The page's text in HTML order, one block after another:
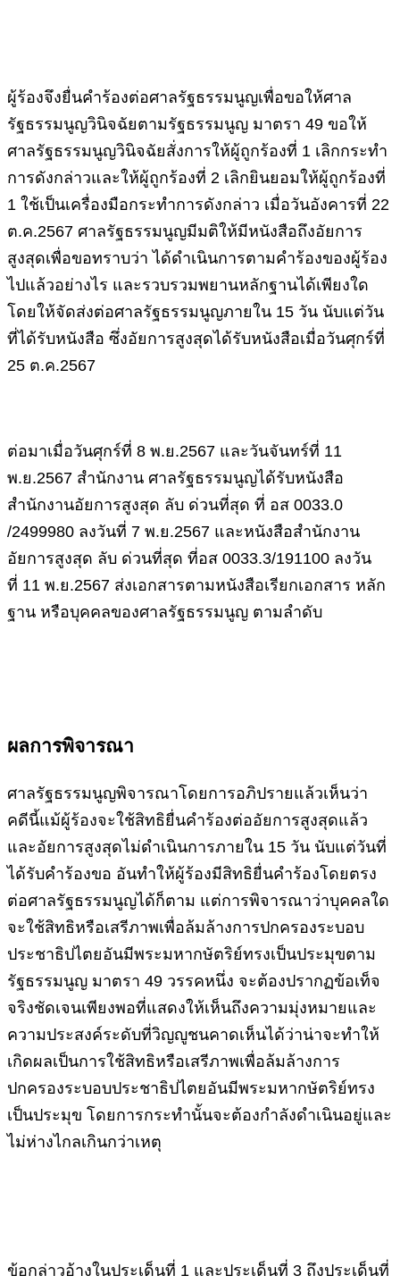
ผู้ร้องจึงยื่นคำร้องต่อศาลรัฐธรรมนูญเพื่อขอให้ศาล
รัฐธรรมนูญวินิจฉัยตามรัฐธรรมนูญ มาตรา 49 ขอให้
ศาลรัฐธรรมนูญวินิจฉัยสั่งการให้ผู้ถูกร้องที่ 1 เลิกกระทำ
การดังกล่าวและให้ผู้ถูกร้องที่ 2 เลิกยินยอมให้ผู้ถูกร้องที่
1 ใช้เป็นเครื่องมือกระทำการดังกล่าว เมื่อวันอังคารที่ 22
ต.ค.2567 ศาลรัฐธรรมนูญมีมติให้มีหนังสือถึงอัยการ
สูงสุดเพื่อขอทราบว่า ได้ดำเนินการตามคำร้องของผู้ร้อง
ไปแล้วอย่างไร และรวบรวมพยานหลักฐานได้เพียงใด
โดยให้จัดส่งต่อศาลรัฐธรรมนูญภายใน 15 วัน นับแต่วัน
ที่ได้รับหนังสือ ซึ่งอัยการสูงสุดได้รับหนังสือเมื่อวันศุกร์ที่
25 ต.ค.2567
ต่อมาเมื่อวันศุกร์ที่ 8 พ.ย.2567 และวันจันทร์ที่ 11
พ.ย.2567 สำนักงาน ศาลรัฐธรรมนูญได้รับหนังสือ
สำนักงานอัยการสูงสุด ลับ ด่วนที่สุด ที่ อส 0033.0
/2499980 ลงวันที่ 7 พ.ย.2567 และหนังสือสำนักงาน
อัยการสูงสุด ลับ ด่วนที่สุด ที่อส 0033.3/191100 ลงวัน
ที่ 11 พ.ย.2567 ส่งเอกสารตามหนังสือเรียกเอกสาร หลัก
ฐาน หรือบุคคลของศาลรัฐธรรมนูญ ตามลำดับ
ผลการพิจารณา
ศาลรัฐธรรมนูญพิจารณาโดยการอภิปรายแล้วเห็นว่า
คดีนี้แม้ผู้ร้องจะใช้สิทธิยื่นคำร้องต่ออัยการสูงสุดแล้ว
และอัยการสูงสุดไม่ดำเนินการภายใน 15 วัน นับแต่วันที่
ได้รับคำร้องขอ อันทำให้ผู้ร้องมีสิทธิยื่นคำร้องโดยตรง
ต่อศาลรัฐธรรมนูญได้ก็ตาม แต่การพิจารณาว่าบุคคลใด
จะใช้สิทธิหรือเสรีภาพเพื่อล้มล้างการปกครองระบอบ
ประชาธิปไตยอันมีพระมหากษัตริย์ทรงเป็นประมุขตาม
รัฐธรรมนูญ มาตรา 49 วรรคหนึ่ง จะต้องปรากฏข้อเท็จ
จริงชัดเจนเพียงพอที่แสดงให้เห็นถึงความมุ่งหมายและ
ความประสงค์ระดับที่วิญญูชนคาดเห็นได้ว่าน่าจะทำให้
เกิดผลเป็นการใช้สิทธิหรือเสรีภาพเพื่อล้มล้างการ
ปกครองระบอบประชาธิปไตยอันมีพระมหากษัตริย์ทรง
เป็นประมุข โดยการกระทำนั้นจะต้องกำลังดำเนินอยู่และ
ไม่ห่างไกลเกินกว่าเหตุ
ข้อกล่าวอ้างในประเด็นที่ 1 และประเด็นที่ 3 ถึงประเด็นที่